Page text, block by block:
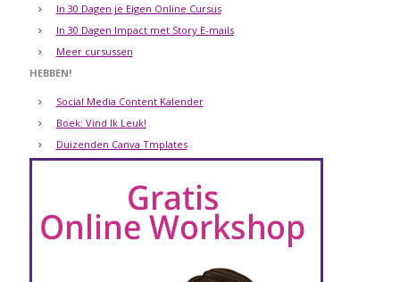
In 30 Dagen je Eigen Online Cursus
In 30 Dagen Impact met Story E-mails
Meer cursussen
HEBBEN!
Social Media Content Kalender
Boek: Vind Ik Leuk!
Duizenden Canva Tmplates